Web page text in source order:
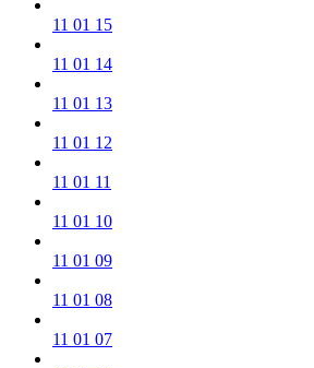
11 01 15
11 01 14
11 01 13
11 01 12
11 01 11
11 01 10
11 01 09
11 01 08
11 01 07